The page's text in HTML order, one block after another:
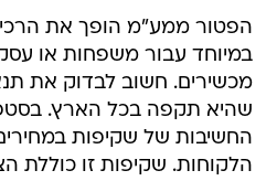
הפטור ממע"מ הופך את
במיוחד עבור משפחות או
מכשירים. חשוב לבדוק את
שהיא תקפה בכל הארץ.
החשיבות של שקיפות
הלקוחות. שקיפות זו כוללת